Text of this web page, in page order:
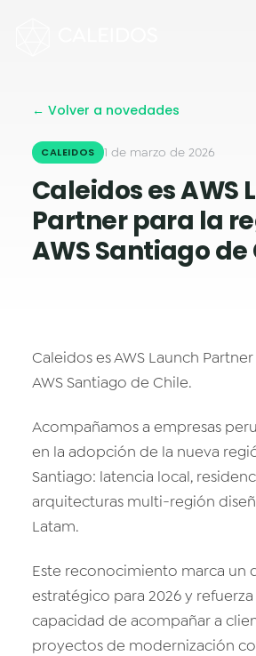
Mesa 24×7
Facturación Local AWS
APPS
Escritorios Virtuales
INNOVACIÓN
IoT
Cloud Native Apps
← Volver a novedades
CALEIDOS 1 de marzo de 2026
Caleidos es AWS
Partner para la
AWS Santiago de
Caleidos es AWS Launch
AWS Santiago de Chile.
Acompañamos a empresas
en la adopción de la nueva
Santiago: latencia local,
arquitecturas multi-región
Latam.
Este reconocimiento marca un
estratégico para 2026 y
capacidad de acompañar a
proyectos de modernización